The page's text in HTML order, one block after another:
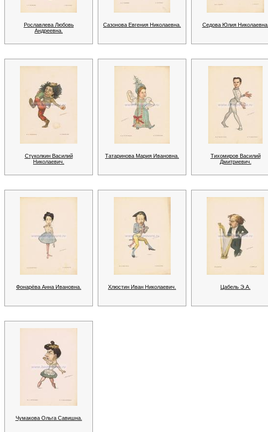
Рославлева Любовь
Андреевна.
Сазонова Евгения Николаевна. Седова Юлия Николаевна.
Стуколкин Василий
Николаевич.
Татаринова Мария Ивановна.
Тихомиров Василий
Дмитриевич.
Фонарёва Анна Ивановна. Хлюстин Иван Николаевич. Цабель Э.А.
Чумакова Ольга Савишна.